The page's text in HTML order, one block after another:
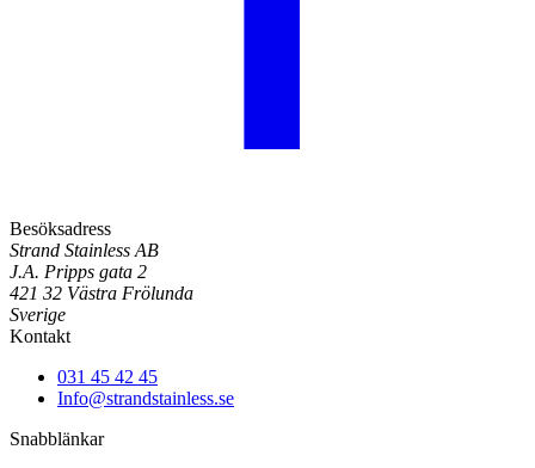
Besöksadress
Strand Stainless AB
J.A. Pripps gata 2
421 32 Västra Frölunda
Sverige
Kontakt
031 45 42 45
Info@strandstainless.se
Snabblänkar